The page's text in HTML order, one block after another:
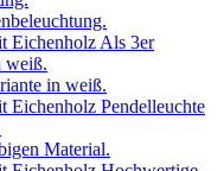
in weiß.
Material.